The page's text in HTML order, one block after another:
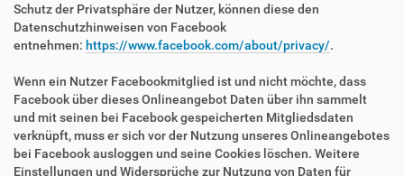
Schutz der Privatsphäre der Nutzer, können diese den
Datenschutzhinweisen von Facebook
entnehmen: https://www.facebook.com/about/privacy/.
Wenn ein Nutzer Facebookmitglied ist und nicht möchte, dass
Facebook über dieses Onlineangebot Daten über ihn sammelt
und mit seinen bei Facebook gespeicherten Mitgliedsdaten
verknüpft, muss er sich vor der Nutzung unseres Onlineangebotes
bei Facebook ausloggen und seine Cookies löschen. Weitere
Einstellungen und Widersprüche zur Nutzung von Daten für